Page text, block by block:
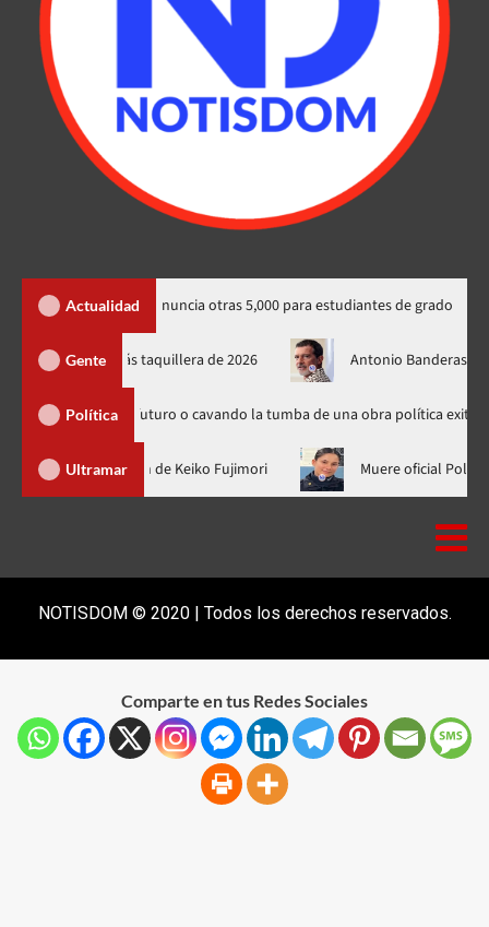
Actualidad
y anuncia otras 5,000 para estudiantes de grado
Gente
se convierte en la película más taquillera de 2026 Antonio
Política
futuro o cavando la tumba de una obra política exitosa”
Ultramar
no fue a la toma de posesión de Keiko Fujimori Muere
NOTISDOM © 2020 | Todos los derechos reservados.
Comparte en tus Redes Sociales